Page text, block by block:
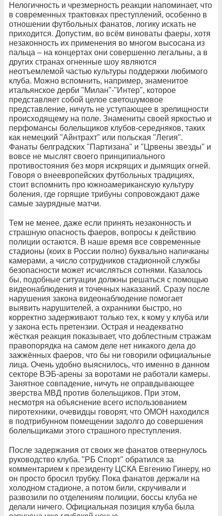
Нелогичность и чрезмерность реакции напоминает, что
в современных трактовках преступлений, особенно в
отношении футбольных фанатов, логику искать не
приходится. Допустим, во всём виноваты фаеры, хотя
незаконность их применения во многом высосана из
пальца – на концертах они совершенно легальны, а в
других странах огненные шоу являются
неотъемлемой частью культуры поддержки любимого
клуба. Можно вспомнить, например, знаменитое
итальянское дерби "Милан"-"Интер", которое
представляет собой целое светошумовое
представление, ничуть не уступающее в зрелищности
происходящему на поле. Знамениты своей яркостью и
перфомансы болельщиков клубов-середняков, таких
как немецкий "Айнтрахт" или польская "Легия".
Фанаты белградских "Партизана" и "Црвены звезды" и
вовсе не мыслят своего принципиального
противостояния без моря искрящих и дымящих огней.
Говоря о внеевропейских футбольных традициях,
стоит вспомнить про южноамериканскую культуру
боления, где горящие трибуны сопровождают даже
самые заурядные матчи.
Тем не менее, даже если принять незаконность и
страшную опасность фаеров, вопросы к действию
полиции остаются. В наше время все современные
стадионы (коих в России полно) буквально напичканы
камерами, а число сотрудников стадионной службы
безопасности может исчисляться сотнями. Казалось
бы, подобные ситуации должны решаться с помощью
видеонаблюдения и точечных наказаний. Сразу после
нарушения закона видеонаблюдение помогает
выявить нарушителей, а охранники быстро, но
корректно задерживают только тех, к кому у клуба или
у закона есть претензии. Острая и неадекватно
жёсткая реакция показывает, что доблестным стражам
правопорядка на самом деле нет никакого дела до
зажжённых фаеров, что бы ни говорили официальные
лица. Очень удобно выяснилось, что именно в данном
секторе ВЭБ-арены за воротами не работали камеры.
Занятное совпадение, ничуть не оправдывающее
зверства МВД против болельщиков. При этом,
несмотря на объяснение всего использованием
пиротехники, очевидцы говорят, что ОМОН находился
в подтрибунном помещении задолго до совершения
болельщиками этого страшного преступления.
После задержания от своих же фанатов отвернулось
руководство клуба. "РБ Спорт" обратился за
комментарием к президенту ЦСКА Евгению Гинеру, но
он просто бросил трубку. Пока фанатов держали на
холодном стадионе, а потом били, скручивали и
развозили по отделениям полиции, боссы клуба не
делали ничего. Официальная позиция клуба была